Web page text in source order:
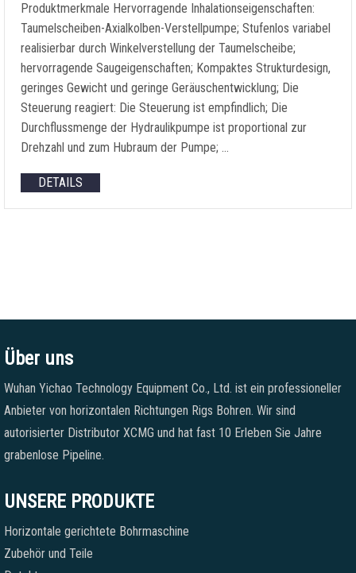
Produktmerkmale Hervorragende Inhalationseigenschaften:
Taumelscheiben-Axialkolben-Verstellpumpe; Stufenlos variabel
realisierbar durch Winkelverstellung der Taumelscheibe;
hervorragende Saugeigenschaften; Kompaktes Strukturdesign,
geringes Gewicht und geringe Geräuschentwicklung; Die
Steuerung reagiert: Die Steuerung ist empfindlich; Die
Durchflussmenge der Hydraulikpumpe ist proportional zur
Drehzahl und zum Hubraum der Pumpe; …
DETAILS
Über uns
Wuhan Yichao Technology Equipment Co., Ltd. ist ein professioneller
Anbieter von horizontalen Richtungen Rigs Bohren. Wir sind
autorisierter Distributor XCMG und hat fast 10 Erleben Sie Jahre
grabenlose Pipeline.
UNSERE PRODUKTE
Horizontale gerichtete Bohrmaschine
Zubehör und Teile